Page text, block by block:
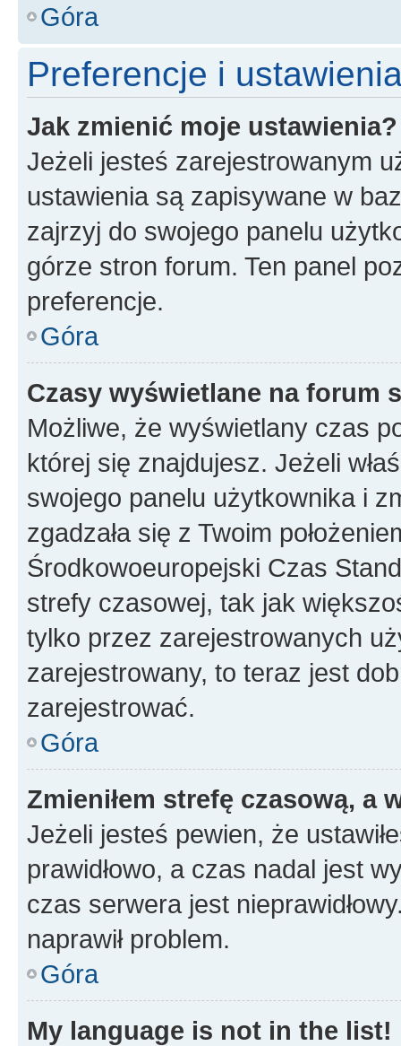
Góra
Preferencje i
Jak zmienić moje ustawienia?
Jeżeli jesteś zarejestrowanym
ustawienia są zapisywane w
zajrzyj do swojego panelu
górze stron forum. Ten panel
preferencje.
Góra
Czasy wyświetlane na forum
Możliwe, że wyświetlany czas
której się znajdujesz. Jeżeli
swojego panelu użytkownika i
zgadzała się z Twoim
Środkowoeuropejski Czas
strefy czasowej, tak jak
tylko przez zarejestrowanych
zarejestrowany, to teraz jest
zarejestrować.
Góra
Zmieniłem strefę czasową, a
Jeżeli jesteś pewien, że
prawidłowo, a czas nadal jest
czas serwera jest
naprawił problem.
Góra
My language is not in the list!